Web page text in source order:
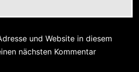
und Website in diesem
nächsten Kommentar